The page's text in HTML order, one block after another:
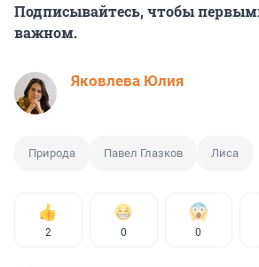
Подписывайтесь, чтобы
важном.
Яковлева Юлия
Природа Павел Глазков Лиса
2 0 0